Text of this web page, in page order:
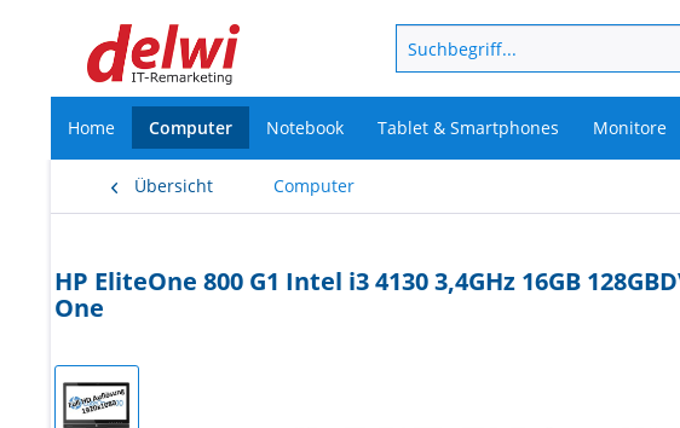
Home Computer Notebook Tablet & Smartphones Monitore
Übersicht Computer
HP EliteOne 800 G1 Intel i3 4130 3,4GHz 16GB
One